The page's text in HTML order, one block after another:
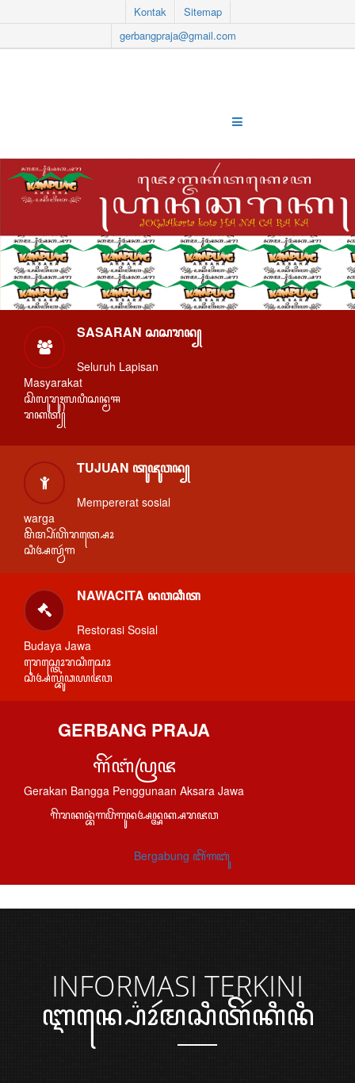
Kontak
Sitemap
gerbangpraja@gmail.com
SASARAN ꦱꦱꦫꦤ꧀
Seluruh Lapisan
Masyarakat
ꦱꦼꦭꦸꦫꦸꦃꦭꦥꦶꦱꦤ꧀ꦩꦯ
ꦫꦏꦠ꧀
TUJUAN ꦠꦸꦗꦸꦮꦤ꧀
Mempererat sosial
warga
ꦩꦼꦩ꧀ꦥꦼꦂꦲꦼꦫꦠ꧀ꦱꦺꦴ
ꦱꦶꦄꦭ꧀ꦮꦂꦒ
NAWACITA ꦤꦮꦕꦶꦠ
Restorasi Sosial
Budaya Jawa
ꦫꦺꦱ꧀ꦠꦺꦴꦫꦱꦶꦱꦺꦴ
ꦱꦶꦄꦭ꧀ꦧꦸꦣꦪꦗꦮ
GERBANG PRAJA
ꦒꦼꦂꦧꦁꦥꦿꦗ
Gerakan Bangga Penggunaan Aksara Jawa
ꦒꦼꦫꦏꦤ꧀ꦧꦁꦒꦥꦼꦁꦒꦸꦤꦄꦤ꧀ꦄꦏ꧀ꦱꦫꦗꦮ
Bergabung ꦧꦼꦂꦒꦧꦸꦁ
INFORMASI TERKINI
ꦆꦤ꧀ꦥ꦳ꦺꦴꦂꦩꦱꦶꦠꦼꦂꦏꦶꦤꦶ